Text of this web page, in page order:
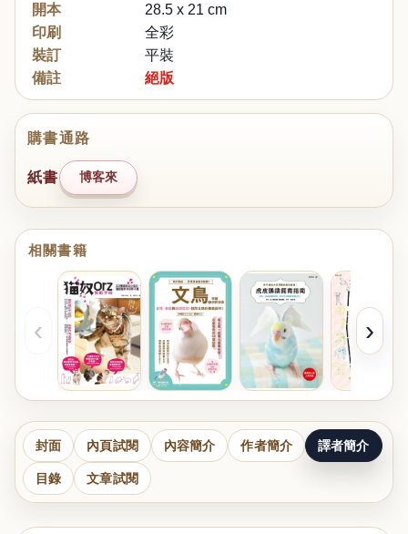
開本
28.5 x 21 cm
印刷
全彩
裝訂
平裝
備註
絕版
購書通路
紙書 博客來
相關書籍
‹ ›
封面 內頁試閱 內容簡介 作者簡介 譯者簡介
目錄 文章試閱